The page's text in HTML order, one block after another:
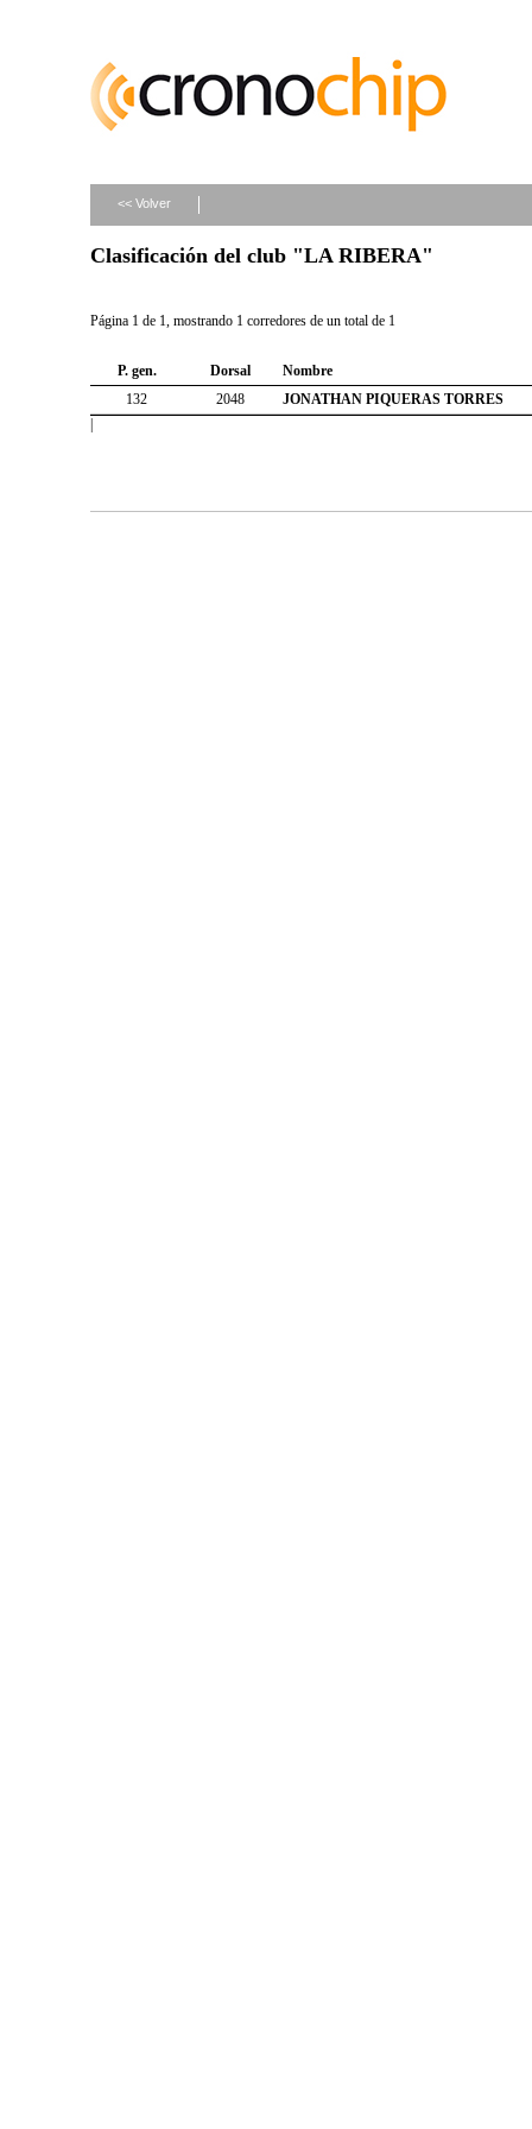
<< Volver
Clasificación del club "LA RIBERA"
Página 1 de 1, mostrando 1 corredores de un total de 1
P. gen. Dorsal
Nombre
132
2048
JONATHAN PIQUERAS TORRES
|